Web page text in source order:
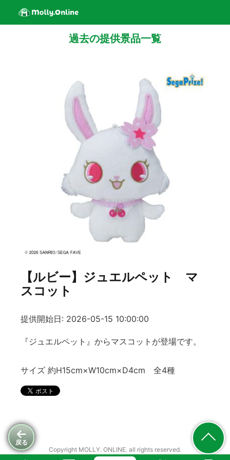
戻る
過去の提供景品一覧
【ルビー】ジュエルペット マ
スコット
提供開始日: 2026-05-15 10:00:00
『ジュエルペット』からマスコットが登場です。
サイズ 約H15cm×W10cm×D4cm 全4種
Copyright MOLLY. ONLINE. all rights reserved.